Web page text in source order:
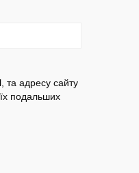
та адресу сайту
подальших